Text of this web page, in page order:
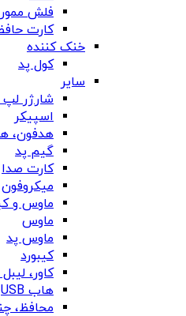
فلش
کارت
خنک کننده
کول پد
سایر
شارژر
اسپیکر
هدفون،
گیم پد
کارت صدا
میکروفون
ماوس و
ماوس
ماوس پد
کیبورد
کاور،
هاب USB
محافظ،